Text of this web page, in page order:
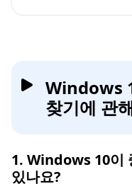
Windows
찾기에 관
1. Windows 10이
있나요?